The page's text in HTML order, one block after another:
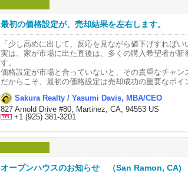
最初の価格設定が、売却結果を左右します。
「少し高めに出して、反応を見ながら値下げすれば
実は、家が市場に出た直後は、多くの購入希望者が
す。
価格設定が市場と合っていないと、その貴重なチャン
だからこそ、最初の価格設定は売却成功の重要なポイ
East Bayで売却をご検討中の方は、お気軽にご相談く
Sakura Realty / Yasumi Davis, MBA/CEO
827 Arnold Drive #80, Martinez, CA, 94553 US
+1 (925) 381-3201
オープンハウスのお知らせ （San Ramon,